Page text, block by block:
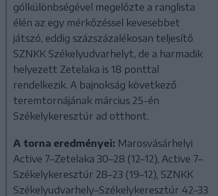
gólkülönbségével megelőzte a ranglista
élén az egy mérkőzéssel kevesebbet
játszó, eddig százszázalékosan teljesítő
SZNKK Székelyudvarhelyt, de a harmadik
helyezett Zetelaka is 18 ponttal
rendelkezik. A bajnokság következő
teremtornájának március 25-én
Székelykeresztúr ad otthont.
A torna eredményei: Marosvásárhelyi
Active 7–Zetelaka 30–28 (12–12), Active 7–
Székelykeresztúr 28–23 (19–12), SZNKK
Székelyudvarhely–Székelykeresztúr 42–33